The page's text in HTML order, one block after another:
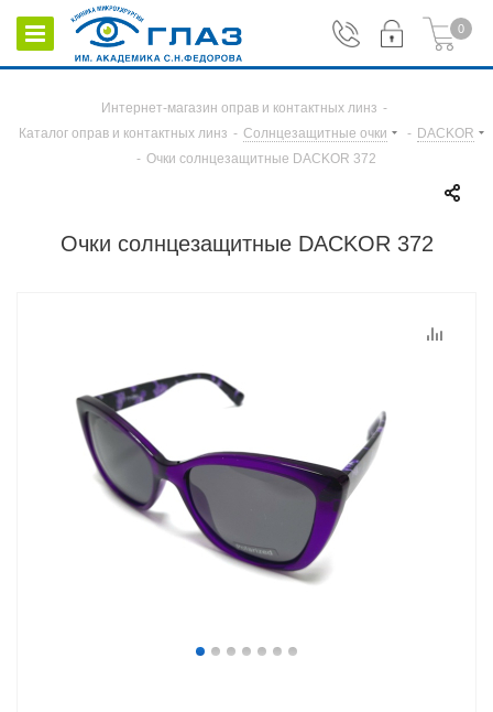
0
Интернет-магазин оправ и контактных линз -
Каталог оправ и контактных линз - Солнцезащитные очки - DACKOR
- Очки солнцезащитные DACKOR 372
Очки солнцезащитные DACKOR 372